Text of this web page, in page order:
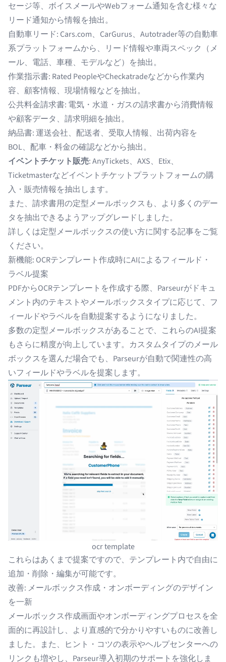
セージ等、ボイスメールやWebフォーム通知を含む様々な
リード通知から情報を抽出。
自動車リード: Cars.com、CarGurus、Autotrader等の自動車
系プラットフォームから、リード情報や車両スペック（メ
ール、電話、車種、モデルなど）を抽出。
作業指示書: Rated PeopleやCheckatradeなどから作業内
容、顧客情報、現場情報などを抽出。
公共料金請求書: 電気・水道・ガスの請求書から消費情報
や顧客データ、請求明細を抽出。
納品書: 運送会社、配送者、受取人情報、出荷内容を
BOL、配車・料金の確認などから抽出。
イベントチケット販売: AnyTickets、AXS、Etix、
Ticketmasterなどイベントチケットプラットフォームの購
入・販売情報を抽出します。
また、請求書用の定型メールボックスも、より多くのデー
タを抽出できるようアップグレードしました。
詳しくは定型メールボックスの使い方に関する記事をご覧
ください。
新機能: OCRテンプレート作成時にAIによるフィールド・
ラベル提案
PDFからOCRテンプレートを作成する際、Parseurがドキュ
メント内のテキストやメールボックスタイプに応じて、フ
ィールドやラベルを自動提案するようになりました。
多数の定型メールボックスがあることで、これらのAI提案
もさらに精度が向上しています。カスタムタイプのメール
ボックスを選んだ場合でも、Parseurが自動で関連性の高
いフィールドやラベルを提案します。
ocr template
これらはあくまで提案ですので、テンプレート内で自由に
追加・削除・編集が可能です。
改善: メールボックス作成・オンボーディングのデザイン
を一新
メールボックス作成画面やオンボーディングプロセスを全
面的に再設計し、より直感的で分かりやすいものに改善し
ました。また、ヒント・コツの表示やヘルプセンターへの
リンクも増やし、Parseur導入初期のサポートを強化しま